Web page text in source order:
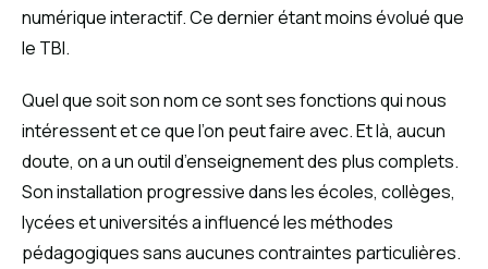
numérique interactif. Ce dernier étant moins évolué que
le TBI.
Quel que soit son nom ce sont ses fonctions qui nous
intéressent et ce que l’on peut faire avec. Et là, aucun
doute, on a un outil d’enseignement des plus complets.
Son installation progressive dans les écoles, collèges,
lycées et universités a influencé les méthodes
pédagogiques sans aucunes contraintes particulières.